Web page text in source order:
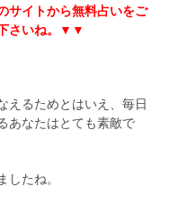
イトから無料占いをご
さいね。▼▼
えるためとはいえ、毎日
あなたはとても素敵で
たね。